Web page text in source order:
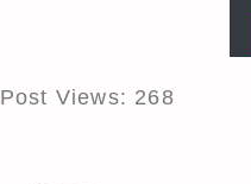
Post Views: 268